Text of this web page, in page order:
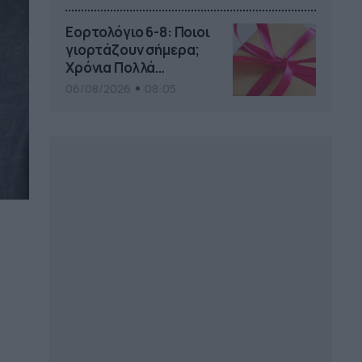
το Pamestoixima.gr
Εορτολόγιο 6-8: Ποιοι
γιορτάζουν σήμερα;
Χρόνια Πολλά…